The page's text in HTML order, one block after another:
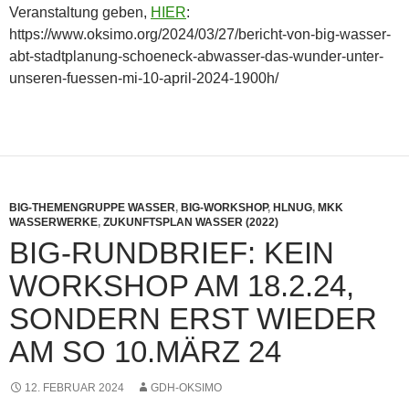
Veranstaltung geben, HIER:
https://www.oksimo.org/2024/03/27/bericht-von-big-wasser-
abt-stadtplanung-schoeneck-abwasser-das-wunder-unter-
unseren-fuessen-mi-10-april-2024-1900h/
BIG-THEMENGRUPPE WASSER, BIG-WORKSHOP, HLNUG, MKK
WASSERWERKE, ZUKUNFTSPLAN WASSER (2022)
BIG-RUNDBRIEF: KEIN
WORKSHOP AM 18.2.24,
SONDERN ERST WIEDER
AM SO 10.MÄRZ 24
12. FEBRUAR 2024 GDH-OKSIMO